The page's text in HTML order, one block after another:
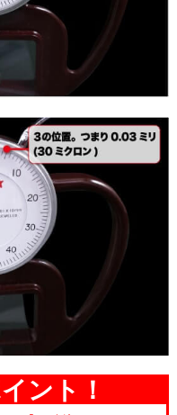
ント！